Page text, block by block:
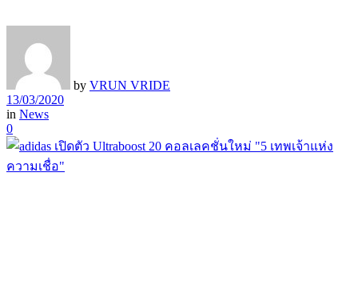
by VRUN VRIDE
13/03/2020
in News
0